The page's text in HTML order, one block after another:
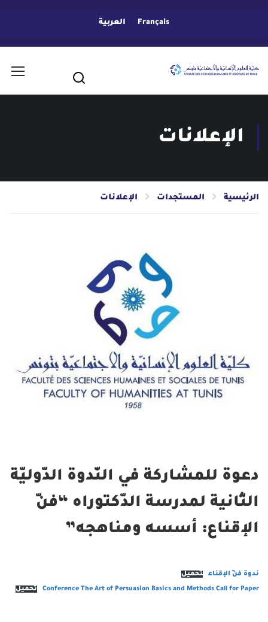
Français العربية
الإعلانات
الرئيسية المستجدات الإعلانات
دعوة للمشاركة في النّدوة الدّوليّة
الثّانية لمدرسة الدّكتوراه “فنّ
الإقناع: أسسه ومناهجه”
ندوة فنّ الإقناع تحميل
Conference The Art of Persuasion Basics and Methods Call for Paper تحميل